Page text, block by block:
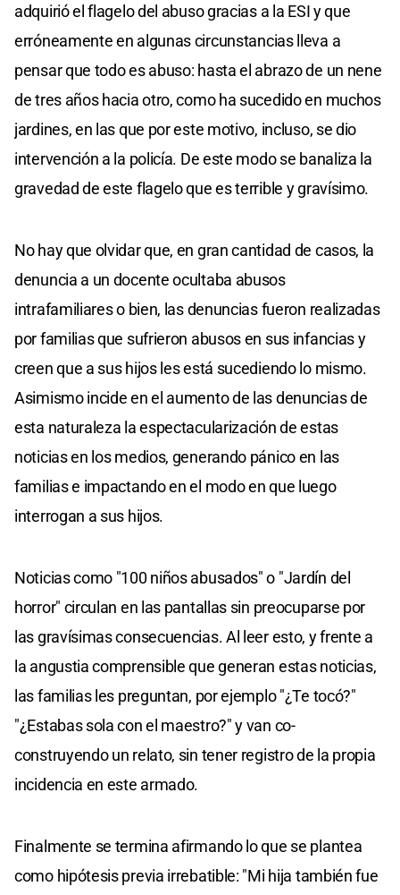
adquirió el flagelo del abuso gracias a la ESI y que
erróneamente en algunas circunstancias lleva a
pensar que todo es abuso: hasta el abrazo de un nene
de tres años hacia otro, como ha sucedido en muchos
jardines, en las que por este motivo, incluso, se dio
intervención a la policía. De este modo se banaliza la
gravedad de este flagelo que es terrible y gravísimo.
No hay que olvidar que, en gran cantidad de casos, la
denuncia a un docente ocultaba abusos
intrafamiliares o bien, las denuncias fueron realizadas
por familias que sufrieron abusos en sus infancias y
creen que a sus hijos les está sucediendo lo mismo.
Asimismo incide en el aumento de las denuncias de
esta naturaleza la espectacularización de estas
noticias en los medios, generando pánico en las
familias e impactando en el modo en que luego
interrogan a sus hijos.
Noticias como "100 niños abusados" o "Jardín del
horror" circulan en las pantallas sin preocuparse por
las gravísimas consecuencias. Al leer esto, y frente a
la angustia comprensible que generan estas noticias,
las familias les preguntan, por ejemplo "¿Te tocó?"
"¿Estabas sola con el maestro?" y van co-
construyendo un relato, sin tener registro de la propia
incidencia en este armado.
Finalmente se termina afirmando lo que se plantea
como hipótesis previa irrebatible: "Mi hija también fue